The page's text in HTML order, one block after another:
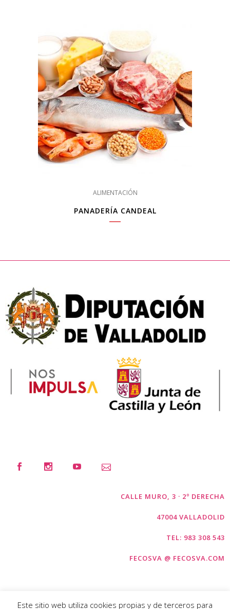
ALIMENTACIÓN
PANADERÍA CANDEAL
CALLE MURO, 3 · 2º DERECHA
47004 VALLADOLID
TEL: 983 308 543
FECOSVA @ FECOSVA.COM
Este sitio web utiliza cookies propias y de terceros para